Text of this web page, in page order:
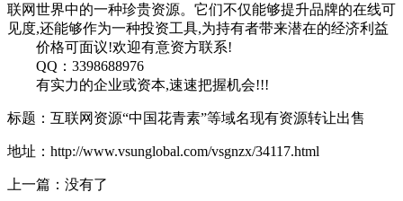
联网世界中的一种珍贵资源。它们不仅能够提升品牌的在线可
见度,还能够作为一种投资工具,为持有者带来潜在的经济利益
价格可面议!欢迎有意资方联系!
QQ：3398688976
有实力的企业或资本,速速把握机会!!!
标题：互联网资源“中国花青素”等域名现有资源转让出售
地址：http://www.vsunglobal.com/vsgnzx/34117.html
上一篇：没有了